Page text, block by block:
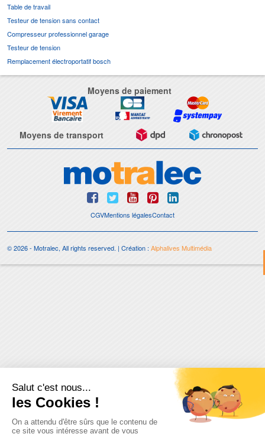
Table de travail
Testeur de tension sans contact
Compresseur professionnel garage
Testeur de tension
Remplacement électroportatif bosch
Moyens de paiement
Moyens de transport
CGVMentions légalesContact
© 2026 - Motralec, All rights reserved. | Création :Alphalives Multimédia